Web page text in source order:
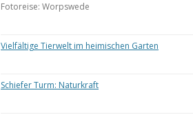
Fotoreise: Worpswede
Vielfältige Tierwelt im heimischen Garten
Schiefer Turm: Naturkraft